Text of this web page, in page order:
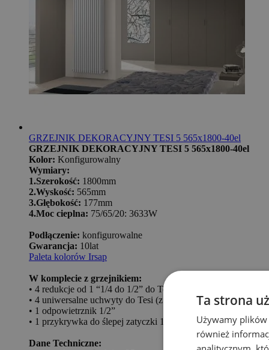
GRZEJNIK DEKORACYJNY TESI 5 565x1800-40el
GRZEJNIK DEKORACYJNY TESI 5 565x1800-40el
Kolor: Konfigurowalny
Wymiary:
1.Szerokość: 1800mm
2.Wyskość: 565mm
3.Głębokość: 177mm
4.Moc cieplna: 75/65/20: 3633W
Podłączenie: konfigurowalne
Gwarancja: 10lat
Paleta kolorów Irsap
W komplecie z grzejnikiem:
• 4 redukcje od 1 “1/4 do 1/2” do Tesi białego i w kolorze,
• 4 uniwersalne uchwyty do Tesi (z wyjątkiem bardzo małych
• 1 odpowietrznik 1/2”
• 1 przykrywka do ślepej zatyczki 1/2”
Dane Techniczne:
Ta strona
Używamy
również